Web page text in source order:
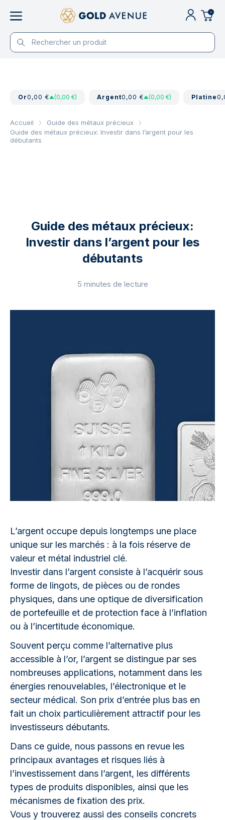
0
Or0,00 € (0,00 €) Argent0,00 € (0,00 €) Platine
Accueil
Guide des métaux précieux
Guide des métaux précieux: Investir dans l’argent pour les
débutants
Guide des métaux précieux:
Investir dans l’argent pour les
débutants
5 minutes de lecture
L’argent occupe depuis longtemps une place
unique sur les marchés : à la fois réserve de
valeur et métal industriel clé.
Investir dans l’argent consiste à l’acquérir sous
forme de lingots, de pièces ou de rondes
physiques, dans une optique de diversification
de portefeuille et de protection face à l’inflation
ou à l’incertitude économique.
Souvent perçu comme l’alternative plus
accessible à l’or, l’argent se distingue par ses
nombreuses applications, notamment dans les
énergies renouvelables, l’électronique et le
secteur médical. Son prix d’entrée plus bas en
fait un choix particulièrement attractif pour les
investisseurs débutants.
Dans ce guide, nous passons en revue les
principaux avantages et risques liés à
l’investissement dans l’argent, les différents
types de produits disponibles, ainsi que les
mécanismes de fixation des prix.
Vous y trouverez aussi des conseils concrets